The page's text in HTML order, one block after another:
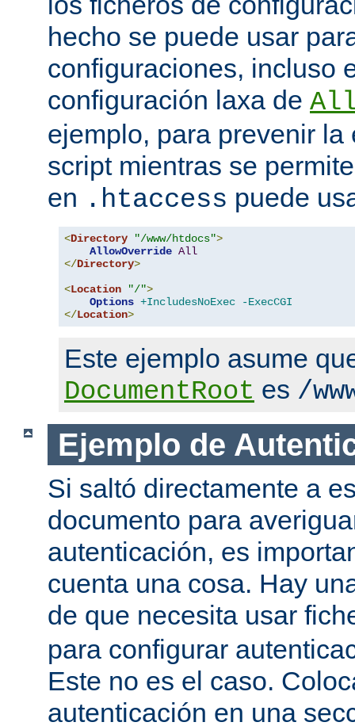
hecho se puede usar
configuraciones, incluso
configuración laxa de
ejemplo, para prevenir la
script mientras se
en .htaccess puede
<Directory "/www/htdocs">
AllowOverride All
</Directory>
<Location "/">
Options +IncludesNoExec
-ExecCGI
</Location>
Este ejemplo asume
DocumentRoot es /
Ejemplo de
Si saltó directamente a
documento para
autenticación, es
cuenta una cosa. Hay
de que necesita usar
para configurar
Este no es el caso.
autenticación en una